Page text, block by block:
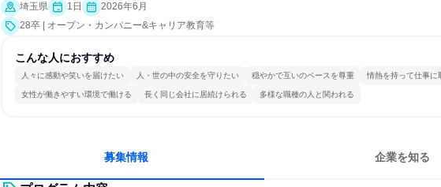
埼玉県 1日
2026年6月
28卒 | オープン・カンパニー&キャリア教育等
こんな人におすすめ
人々に感動や笑いを届けたい 人・世の中の安全を守りたい 穏やかで互いのペースを尊重 情熱を持って仕事に
女性が働きやすい環境で働ける 長く同じ会社に居続けられる 多様な職種の人と関われる
募集情報 企業を知る